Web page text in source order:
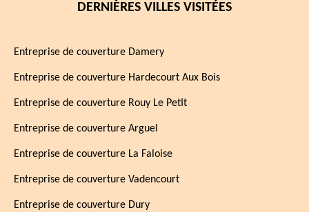
DERNIÈRES VILLES VISITÉES
Entreprise de couverture Damery
Entreprise de couverture Hardecourt Aux Bois
Entreprise de couverture Rouy Le Petit
Entreprise de couverture Arguel
Entreprise de couverture La Faloise
Entreprise de couverture Vadencourt
Entreprise de couverture Dury